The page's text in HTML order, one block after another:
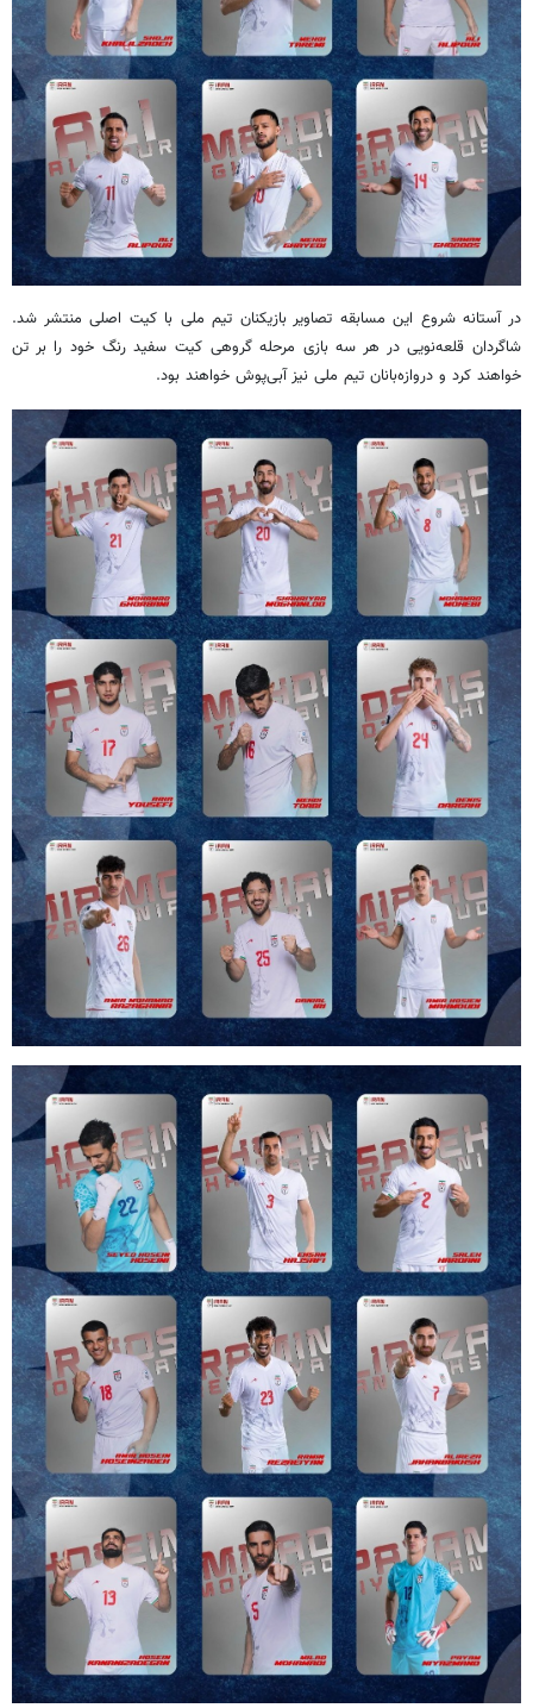
در آستانه شروع این مسابقه تصاویر بازیکنان تیم ملی با کیت اصلی منتشر شد.
شاگردان قلعه‌نویی در هر سه بازی مرحله گروهی کیت سفید رنگ خود را بر تن
خواهند کرد و دروازه‌بانان تیم ملی نیز آبی‌پوش خواهند بود.